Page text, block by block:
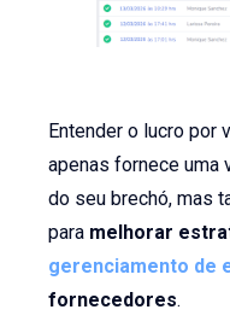
Entender o lucro por
apenas fornece uma
do seu brechó, mas
para melhorar
gerenciamento de
fornecedores.